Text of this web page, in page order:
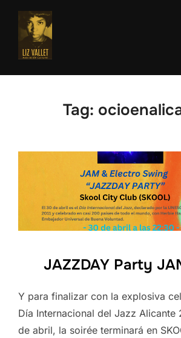
Skip
content
Tag:
JAZZDAY Party
Y para finalizar con la explosiva
Día Internacional del Jazz Alicante
de abril, la soirée terminará en